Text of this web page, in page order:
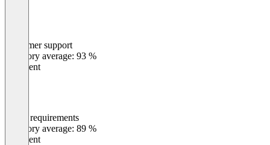
Customer support
Category average: 93 %
Excellent
Meets requirements
Category average: 89 %
Excellent